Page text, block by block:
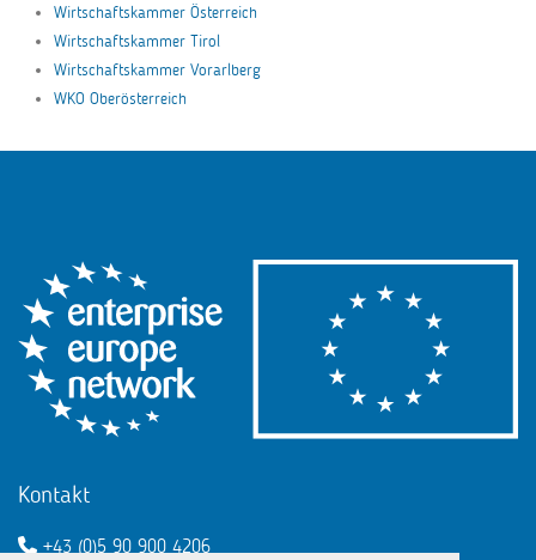
Wirtschaftskammer Österreich
Wirtschaftskammer Tirol
Wirtschaftskammer Vorarlberg
WKO Oberösterreich
Kontakt
+43 (0)5 90 900 4206